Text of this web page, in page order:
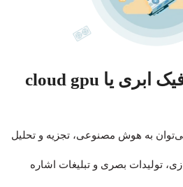
کاربرد سرور گرافیک ابری یا cloud gpu
به هوش مصنوعی، تجزیه و تحلیل
تولیدات بصری و تبلیغات اشاره